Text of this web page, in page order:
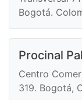
Bogotá.
Procinal
Centro
319. Bogotá,